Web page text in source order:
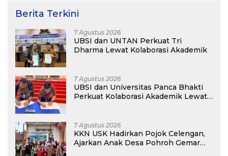
Berita Terkini
7 Agustus 2026
UBSI dan UNTAN Perkuat Tri
Dharma Lewat Kolaborasi Akademik
7 Agustus 2026
UBSI dan Universitas Panca Bhakti
Perkuat Kolaborasi Akademik Lewat
7 Agustus 2026
KKN USK Hadirkan Pojok Celengan,
Ajarkan Anak Desa Pohroh Gemar